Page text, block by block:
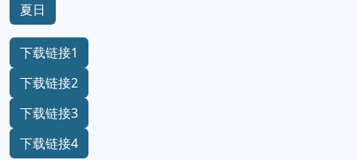
夏日
下载链接1
下载链接2
下载链接3
下载链接4